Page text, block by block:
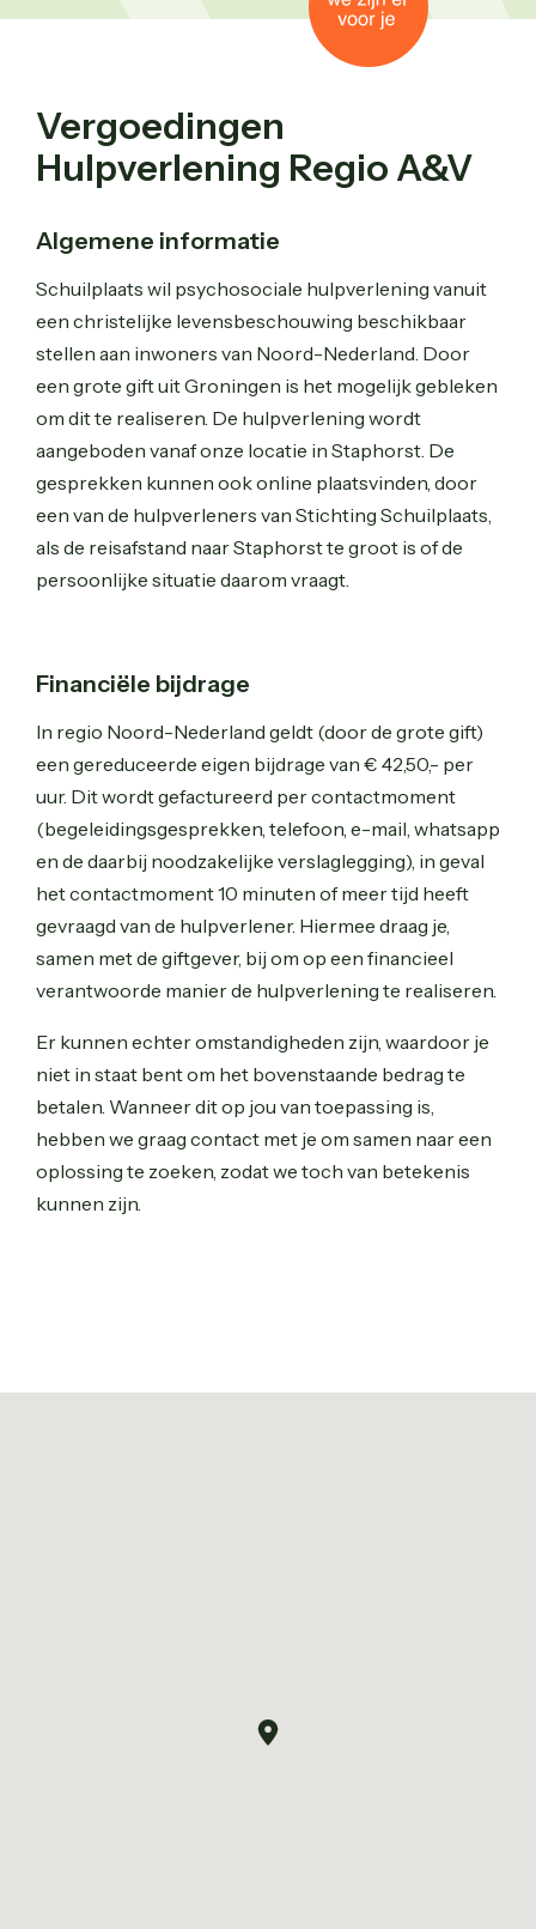
Vergoedingen
Hulpverlening Regio A&V
Algemene informatie
Schuilplaats wil psychosociale hulpverlening vanuit
een christelijke levensbeschouwing beschikbaar
stellen aan inwoners van Noord-Nederland. Door
een grote gift uit Groningen is het mogelijk gebleken
om dit te realiseren. De hulpverlening wordt
aangeboden vanaf onze locatie in Staphorst. De
gesprekken kunnen ook online plaatsvinden, door
een van de hulpverleners van Stichting Schuilplaats,
als de reisafstand naar Staphorst te groot is of de
persoonlijke situatie daarom vraagt.
Financiële bijdrage
In regio Noord-Nederland geldt (door de grote gift)
een gereduceerde eigen bijdrage van € 42,50,- per
uur. Dit wordt gefactureerd per contactmoment
(begeleidingsgesprekken, telefoon, e-mail, whatsapp
en de daarbij noodzakelijke verslaglegging), in geval
het contactmoment 10 minuten of meer tijd heeft
gevraagd van de hulpverlener. Hiermee draag je,
samen met de giftgever, bij om op een financieel
verantwoorde manier de hulpverlening te realiseren.
Er kunnen echter omstandigheden zijn, waardoor je
niet in staat bent om het bovenstaande bedrag te
betalen. Wanneer dit op jou van toepassing is,
hebben we graag contact met je om samen naar een
oplossing te zoeken, zodat we toch van betekenis
kunnen zijn.